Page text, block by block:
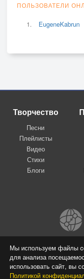
Мы используем файлы
для анализа
использовать сайт, вы
Политикой
ПОЛЬЗОВАТЕЛИ
EugeneKabrun
Творчество
Песни
Плейлисты
Видео
Стихи
Блоги